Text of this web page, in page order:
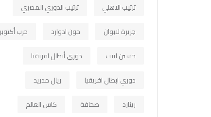
ترتيب الاهلي
ترتيب الدوري المصري
جزيرة لابوان
جون ادوارد
حرب أكتوبر
حسين لبيب
دوري أبطال افريقيا
دوري ابطال افريقيا
ريال مدريد
رينارد
صحافة
كاس العالم